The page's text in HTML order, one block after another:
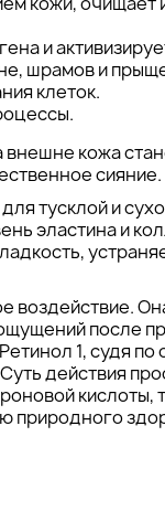
и
шрамов и
клеток.
кожа
сияние.
тусклой и
эластина и
воздействие.
после
1, судя по
действия
кислоты,
природного